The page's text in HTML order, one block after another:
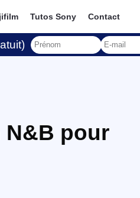
Tutos Sony Contact
pour